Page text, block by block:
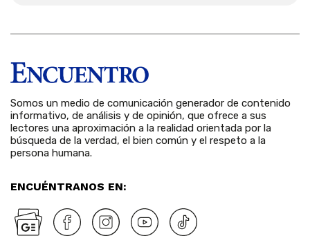
Somos un medio de comunicación generador de contenido
informativo, de análisis y de opinión, que ofrece a sus
lectores una aproximación a la realidad orientada por la
búsqueda de la verdad, el bien común y el respeto a la
persona humana.
ENCUÉNTRANOS EN: